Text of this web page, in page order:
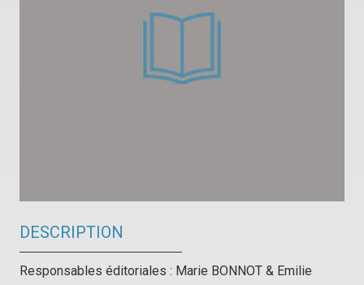
DESCRIPTION
Responsables éditoriales : Marie BONNOT & Emilie